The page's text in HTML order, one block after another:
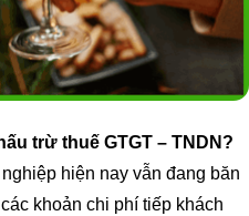
trừ thuế GTGT – TNDN?
hiện nay vẫn đang băn
khoản chi phí tiếp khách